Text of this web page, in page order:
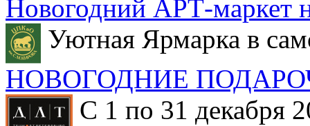
Новогодний АРТ-маркет
Уютная Ярмарка в
НОВОГОДНИЕ
С 1 по 31 декабря